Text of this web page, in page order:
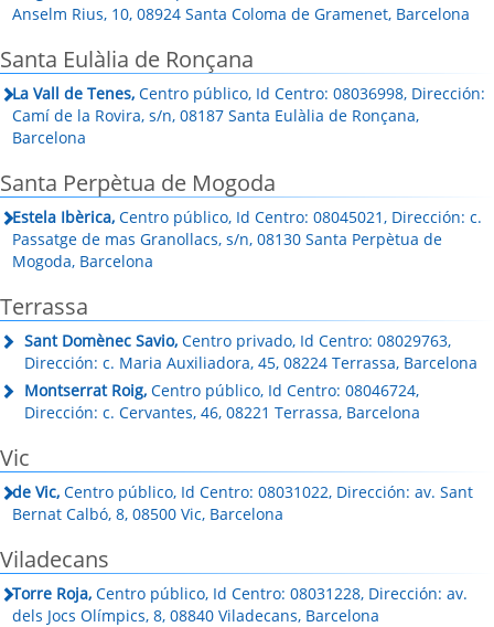
Anselm Rius, 10, 08924 Santa Coloma de Gramenet, Barcelona
Santa Eulàlia de Ronçana
La Vall de Tenes, Centro público, Id Centro: 08036998, Dirección:
Camí de la Rovira, s/n, 08187 Santa Eulàlia de Ronçana,
Barcelona
Santa Perpètua de Mogoda
Estela Ibèrica, Centro público, Id Centro: 08045021, Dirección: c.
Passatge de mas Granollacs, s/n, 08130 Santa Perpètua de
Mogoda, Barcelona
Terrassa
Sant Domènec Savio, Centro privado, Id Centro: 08029763,
Dirección: c. Maria Auxiliadora, 45, 08224 Terrassa, Barcelona
Montserrat Roig, Centro público, Id Centro: 08046724,
Dirección: c. Cervantes, 46, 08221 Terrassa, Barcelona
Vic
de Vic, Centro público, Id Centro: 08031022, Dirección: av. Sant
Bernat Calbó, 8, 08500 Vic, Barcelona
Viladecans
Torre Roja, Centro público, Id Centro: 08031228, Dirección: av.
dels Jocs Olímpics, 8, 08840 Viladecans, Barcelona